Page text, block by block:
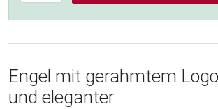
Engel mit gerahmtem
und eleganter